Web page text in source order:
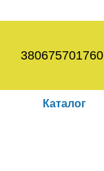
380675701760
Каталог